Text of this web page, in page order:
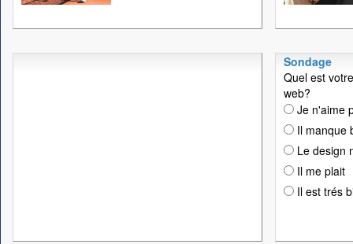
Sondage
Quel est
web?
Je n'aime
Il manque
Le design
Il me plait
Il est trés